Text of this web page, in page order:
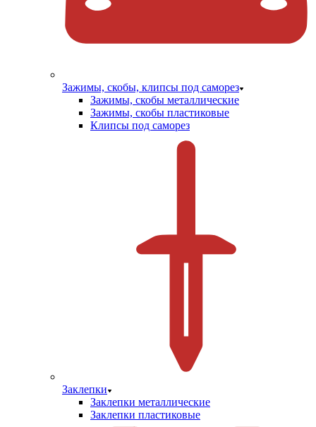
Зажимы, скобы, клипсы под саморез
Зажимы, скобы металлические
Зажимы, скобы пластиковые
Клипсы под саморез
Заклепки
Заклепки металлические
Заклепки пластиковые